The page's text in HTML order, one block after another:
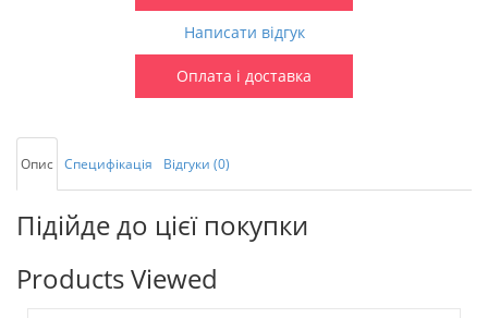
Написати відгук
Оплата і доставка
Опис Специфікація Відгуки (0)
Підійде до цієї покупки
Products Viewed